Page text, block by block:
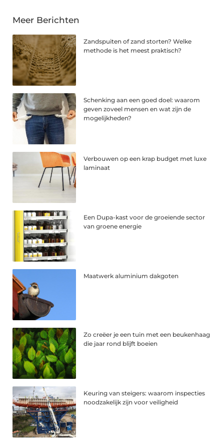
Meer Berichten
Zandspuiten of zand storten? Welke
methode is het meest praktisch?
Schenking aan een goed doel: waarom
geven zoveel mensen en wat zijn de
mogelijkheden?
Verbouwen op een krap budget met luxe
laminaat
Een Dupa-kast voor de groeiende sector
van groene energie
Maatwerk aluminium dakgoten
Zo creëer je een tuin met een beukenhaag
die jaar rond blijft boeien
Keuring van steigers: waarom inspecties
noodzakelijk zijn voor veiligheid